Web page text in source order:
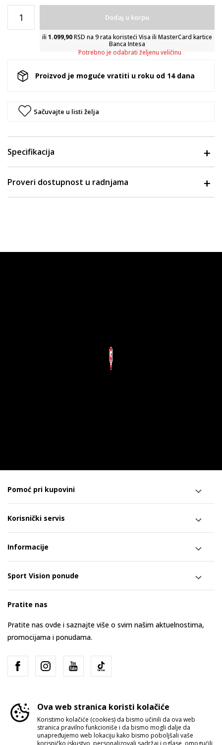
Dodaj u korpu
ili 1.099,90RSD na 9 rata koristeći Visa ili MasterCard kartice
Banca Intesa
Potrebno je odabrati željenu veličinu
Proizvod je moguće vratiti u roku od 14 dana
Sačuvajte u listi želja
Specifikacija
Proveri dostupnost u radnjama
Pomoć pri kupovini
Korisnički servis
Informacije
Sport Vision ponude
Pratite nas
Pratite nas ovde i saznajte više o svim našim aktuelnostima,
promocijama i ponudama.
Srbija Promenite
Ova web stranica koristi kolačiće
Koristimo kolačiće (cookies) da bismo učinili da ova web
stranica pravilno funkcioniše i da bismo mogli dalje da
unapređujemo web lokaciju kako bismo poboljšali vaše
korisničko iskustvo, personalizovali sadržaj i oglase, omogućili